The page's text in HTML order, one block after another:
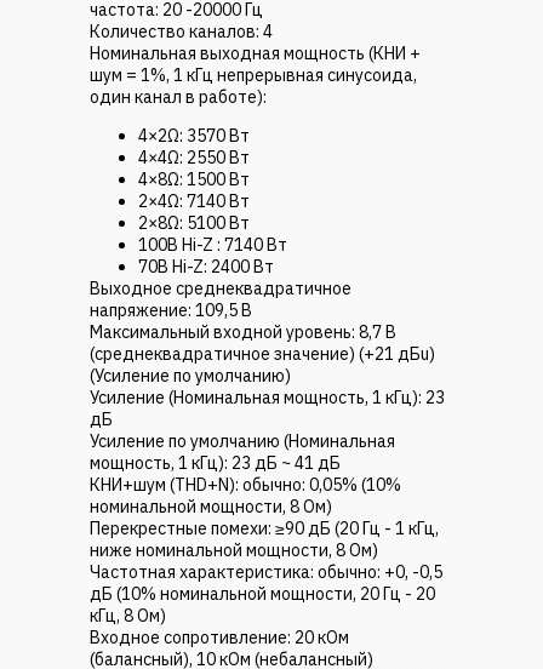
частота: 20 -20000 Гц
Количество каналов: 4
Номинальная выходная мощность (КНИ +
шум = 1%, 1 кГц непрерывная синусоида,
один канал в работе):
4×2Ω: 3570 Вт
4×4Ω: 2550 Вт
4×8Ω: 1500 Вт
2×4Ω: 7140 Вт
2×8Ω: 5100 Вт
100В Hi-Z : 7140 Вт
70В Hi-Z: 2400 Вт
Выходное среднеквадратичное
напряжение: 109,5 В
Максимальный входной уровень: 8,7 В
(среднеквадратичное значение) (+21 дБu)
(Усиление по умолчанию)
Усиление (Номинальная мощность, 1 кГц): 23
дБ
Усиление по умолчанию (Номинальная
мощность, 1 кГц): 23 дБ ~ 41 дБ
КНИ+шум (THD+N): обычно: 0,05% (10%
номинальной мощности, 8 Ом)
Перекрестные помехи: ≥90 дБ (20 Гц - 1 кГц,
ниже номинальной мощности, 8 Ом)
Частотная характеристика: обычно: +0, -0,5
дБ (10% номинальной мощности, 20 Гц - 20
кГц, 8 Ом)
Входное сопротивление: 20 кОм
(балансный), 10 кОм (небалансный)